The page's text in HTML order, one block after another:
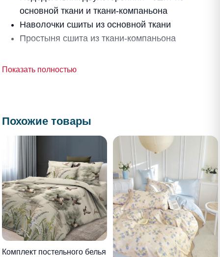
основной ткани и ткани-компаньона
Наволочки сшиты из основной ткани
Простыня сшита из ткани-компаньона
Показать полностью
Похожие товары
Комплект постельного белья